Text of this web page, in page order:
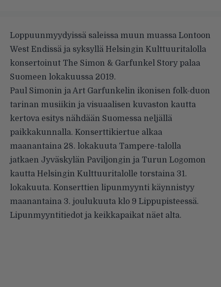
Loppuunmyydyissä saleissa muun muassa Lontoon
West Endissä ja syksyllä Helsingin Kulttuuritalolla
konsertoinut The Simon & Garfunkel Story palaa
Suomeen lokakuussa 2019.
Paul Simonin ja Art Garfunkelin ikonisen folk-duon
tarinan musiikin ja visuaalisen kuvaston kautta
kertova esitys nähdään Suomessa neljällä
paikkakunnalla. Konserttikiertue alkaa
maanantaina 28. lokakuuta Tampere-talolla
jatkaen Jyväskylän Paviljongin ja Turun Logomon
kautta Helsingin Kulttuuritalolle torstaina 31.
lokakuuta. Konserttien lipunmyynti käynnistyy
maanantaina 3. joulukuuta klo 9 Lippupisteessä.
Lipunmyyntitiedot ja keikkapaikat näet alta.